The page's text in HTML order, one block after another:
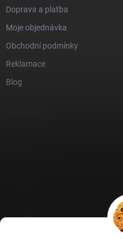
Doprava a platba
Moje objednávka
Obchodní podmínky
Reklamace
Blog